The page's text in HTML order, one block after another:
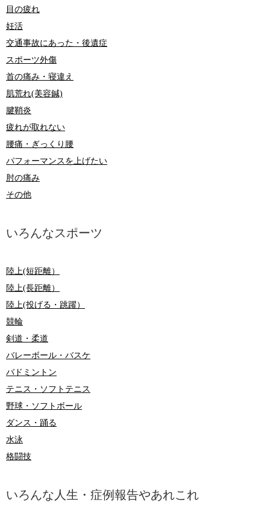
目の疲れ
妊活
交通事故にあった・後遺症
スポーツ外傷
首の痛み・寝違え
肌荒れ(美容鍼)
腱鞘炎
疲れが取れない
腰痛・ぎっくり腰
パフォーマンスを上げたい
肘の痛み
その他
いろんなスポーツ
陸上(短距離）
陸上(長距離）
陸上(投げる・跳躍）
競輪
剣道・柔道
バレーボール・バスケ
バドミントン
テニス・ソフトテニス
野球・ソフトボール
ダンス・踊る
水泳
格闘技
いろんな人生・症例報告やあれこれ